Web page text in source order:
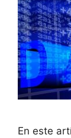
En este